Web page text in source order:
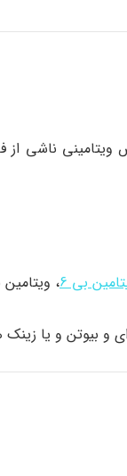
ویتامینی ناشی
بی 6 ، ویتامین بی 12 و فولیک اسید و
و بیوتن و یا زینک